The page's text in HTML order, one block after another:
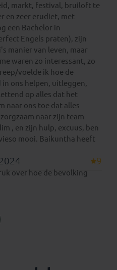
markt, festival, bruiloft te
en zeer erudiet, met
een Bachelor in
Engels praten), zijn
manier van leven, maar
waren zo interessant, zo
voelde ik hoe de
ons helpen, uitleggen,
op alles dat het
naar ons toe dat alles
naar zijn team
, en zijn hulp, excuus, ben
mooi. Baikuntha heeft
9
over hoe de bevolking